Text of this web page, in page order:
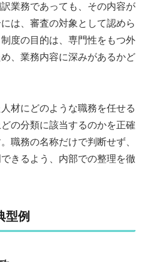
業務であっても、その内容が
は、審査の対象として認めら
度の目的は、専門性をもつ外
、業務内容に深みがあるかど
材にどのような職務を任せる
の分類に該当するのかを正確
職務の名称だけで判断せず、
きるよう、内部での整理を徹
型例